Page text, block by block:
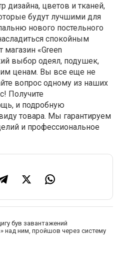
дизайна, цветов и тканей,
будут лучшими для
нового постельного
спокойным
«Green
выбор одеял, подушек,
ценам. Вы все еще не
вопрос одному из наших
Получите
и подробную
товара. Мы гарантируем
и профессиональное
був завантажений
над ним, пройшов через систему